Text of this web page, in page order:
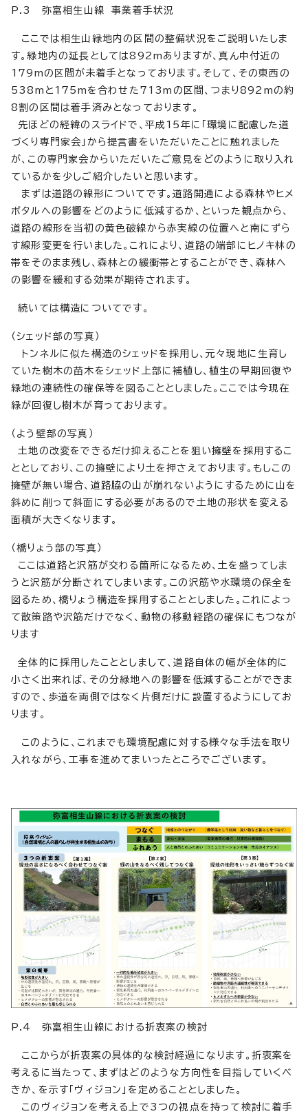
P.3 弥富相生山線 事業着手状況
ここでは相生山緑地内の区間の整備状況をご説明いたしま
す。緑地内の延長としては892mありますが、真ん中付近の
179mの区間が未着手となっております。そして、その東西の
538mと175mを合わせた713mの区間、つまり892mの約
8割の区間は着手済みとなっております。
先ほどの経緯のスライドで、平成15年に「環境に配慮した道
づくり専門家会」から提言書をいただいたことに触れました
が、この専門家会からいただいたご意見をどのように取り入れ
ているかを少しご紹介したいと思います。
まずは道路の線形についてです。道路開通による森林やヒメ
ボタルへの影響をどのように低減するか、といった観点から、
道路の線形を当初の黄色破線から赤実線の位置へと南にずら
す線形変更を行いました。これにより、道路の端部にヒノキ林の
帯をそのまま残し、森林との緩衝帯とすることができ、森林へ
の影響を緩和する効果が期待されます。
続いては構造についてです。
（シェッド部の写真）
トンネルに似た構造のシェッドを採用し、元々現地に生育し
ていた樹木の苗木をシェッド上部に補植し、植生の早期回復や
緑地の連続性の確保等を図ることとしました。ここでは今現在
緑が回復し樹木が育っております。
（よう壁部の写真）
土地の改変をできるだけ抑えることを狙い擁壁を採用するこ
ととしており、この擁壁により土を押さえております。もしこの
擁壁が無い場合、道路脇の山が崩れないようにするために山を
斜めに削って斜面にする必要があるので土地の形状を変える
面積が大きくなります。
（橋りょう部の写真）
ここは道路と沢筋が交わる箇所になるため、土を盛ってしま
うと沢筋が分断されてしまいます。この沢筋や水環境の保全を
図るため、橋りょう構造を採用することとしました。これによっ
て散策路や沢筋だけでなく、動物の移動経路の確保にもつなが
ります
全体的に採用したこととしまして、道路自体の幅が全体的に
小さく出来れば、その分緑地への影響を低減することができま
すので、歩道を両側ではなく片側だけに設置するようにしてお
ります。
このように、これまでも環境配慮に対する様々な手法を取り
入れながら、工事を進めてまいったところでございます。
P.4 弥富相生山線における折衷案の検討
ここからが折衷案の具体的な検討経過になります。折衷案を
考えるに当たって、まずはどのような方向性を目指していくべ
きか、を示す「ヴィジョン」を定めることとしました。
このヴィジョンを考える上で3つの視点を持って検討に着手